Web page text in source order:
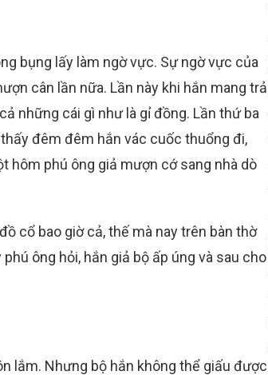
bụng lấy làm ngờ vực. Sự ngờ vực của
cân lần nữa. Lần này khi hắn mang trả
những cái gì như là gỉ đồng. Lần thứ ba
đêm đêm hắn vác cuốc thuổng đi,
hôm phú ông giả mượn cớ sang nhà dò
cổ bao giờ cả, thế mà nay trên bàn thờ
ông hỏi, hắn giả bộ ấp úng và sau cho
lắm. Nhưng bộ hắn không thể giấu được